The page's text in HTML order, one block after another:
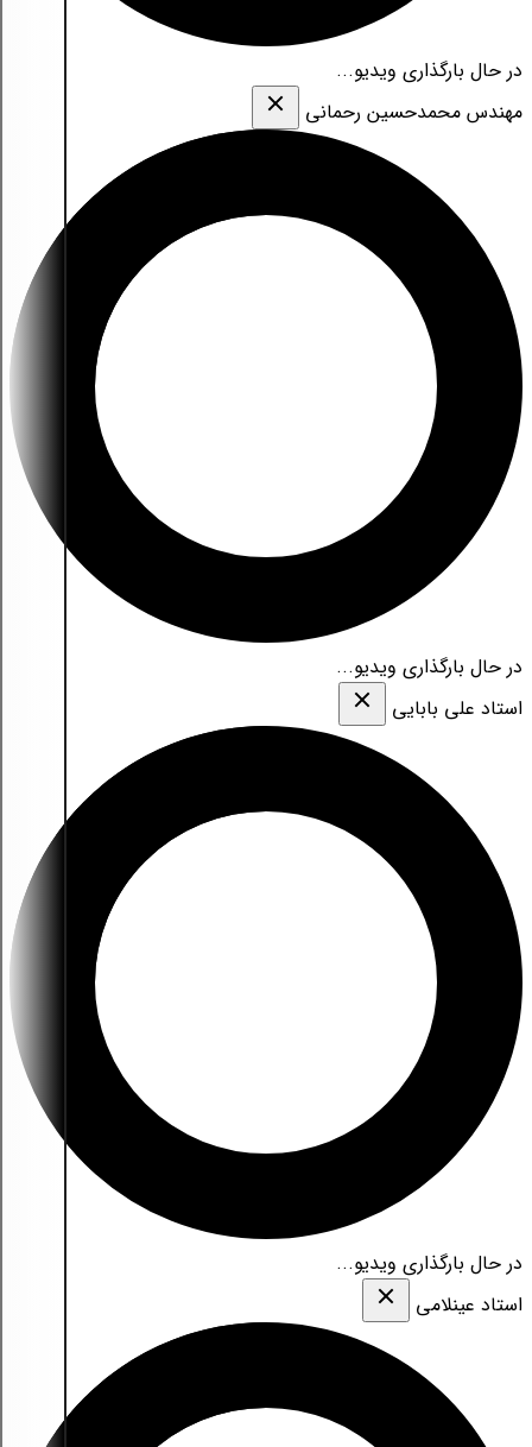
در حال بارگذاری ویدیو...
مهندس محمدحسین رحمانی
در حال بارگذاری ویدیو...
استاد علی بابایی
در حال بارگذاری ویدیو...
استاد عینلامی